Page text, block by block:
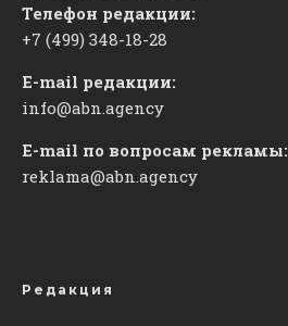
Телефон редакции:
+7 (499) 348-18-28
E-mail редакции:
info@abn.agency
E-mail по вопросам рекламы:
reklama@abn.agency
Редакция